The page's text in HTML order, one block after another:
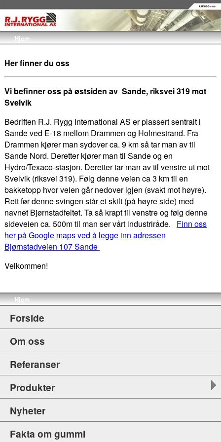
Hjem
Her finner du oss
Vi befinner oss på østsiden av Sande, riksvei 319 mot
Svelvik
Bedriften R.J. Rygg International AS er plassert sentralt i
Sande ved E-18 mellom Drammen og Holmestrand. Fra
Drammen kjører man sydover ca. 9 km så tar man av til
Sande Nord. Deretter kjører man til Sande og en
Hydro/Texaco-stasjon. Deretter tar man av til venstre ut mot
Svelvik (riksvei 319). Følg denne veien ca 3 km til en
bakketopp hvor veien går nedover igjen (svakt mot høyre).
Rett før denne svingen står et skilt (på høyre side) med
navnet Bjørnstadfeltet. Ta så krapt til venstre og følg denne
sideveien ca. 500m til man ser vårt industriråde. Finn oss
her på Google maps ved å legge inn adressen
Bjørnstadveien 107 Sande
Velkommen!
Hjem
Forside
Om oss
Referanser
Produkter
Nyheter
Fakta om gummi